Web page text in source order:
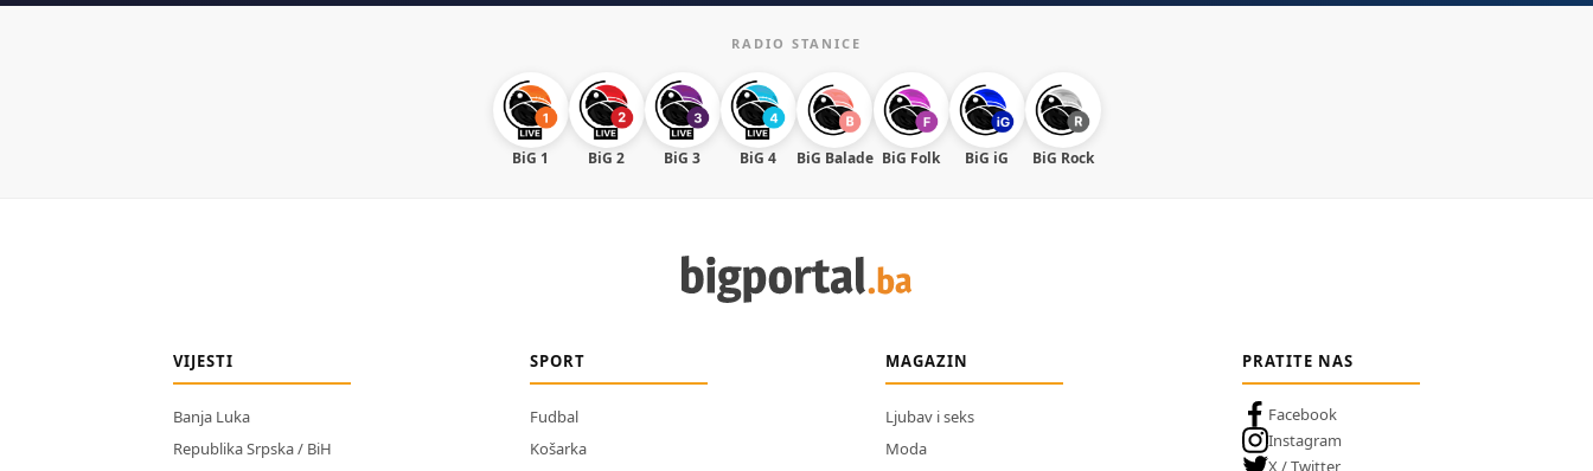
RADIO STANICE
BiG 1 BiG 2 BiG 3 BiG 4 BiG Balade BiG Folk BiG iG BiG Rock
VIJESTI
Banja Luka
Republika Srpska / BiH
SPORT
Fudbal
Košarka
MAGAZIN
Ljubav i seks
Moda
PRATITE NAS
Facebook
Instagram
X / Twitter